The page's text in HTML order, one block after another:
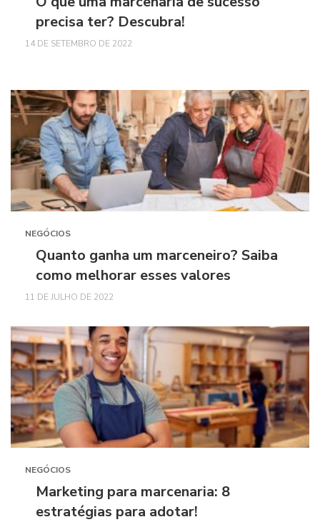
precisa ter? Descubra!
14 DE SETEMBRO DE 2022
NEGÓCIOS
Quanto ganha um marceneiro? Saiba
como melhorar esses valores
11 DE JULHO DE 2022
NEGÓCIOS
Marketing para marcenaria: 8
estratégias para adotar!